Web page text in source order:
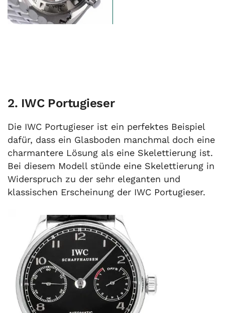
2. IWC Portugieser
Die IWC Portugieser ist ein perfektes Beispiel
dafür, dass ein Glasboden manchmal doch eine
charmantere Lösung als eine Skelettierung ist.
Bei diesem Modell stünde eine Skelettierung in
Widerspruch zu der sehr eleganten und
klassischen Erscheinung der IWC Portugieser.